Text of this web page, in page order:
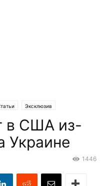
Эксклюзив
в США из-
Украине
1446